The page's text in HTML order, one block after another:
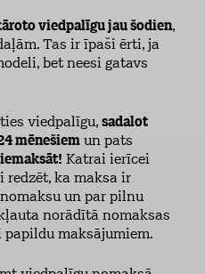
viedpalīgu jau šodien,
Tas ir īpaši ērti, ja
bet neesi gatavs
viedpalīgu, sadalot
mēnešiem un pats
Katrai ierīcei
ka maksa ir
un par pilnu
norādītā nomaksas
papildu maksājumiem.